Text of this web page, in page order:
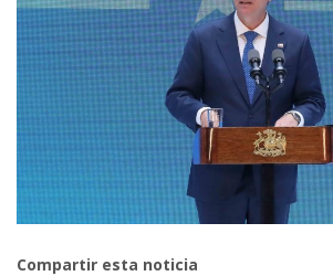
Compartir esta noticia